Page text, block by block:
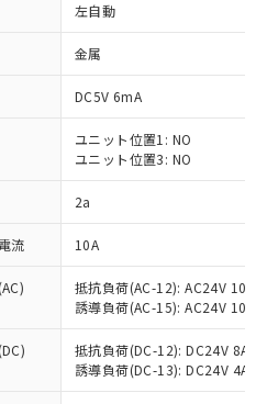
左自動
金属
DC5V 6mA
ユニット位置1: NO
ユニット位置3: NO
2a
流 10A
抵抗負荷(AC-12): AC24V 10A/
誘導負荷(AC-15): AC24V
抵抗負荷(DC-12): DC24V 8A/
誘導負荷(DC-13): DC24V 4A/
指令（10物質）の
品が提供可能な商品で
指令（10物質）の非含
切り替える予定のある